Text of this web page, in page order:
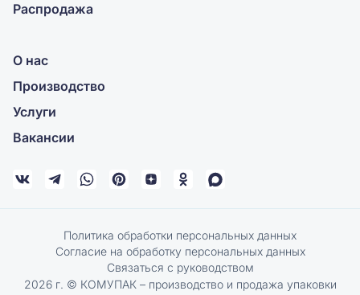
Распродажа
О нас
Производство
Услуги
Вакансии
Политика обработки персональных данных
Согласие на обработку персональных данных
Связаться с руководством
2026 г. © КОМУПАК – производство и продажа упаковки